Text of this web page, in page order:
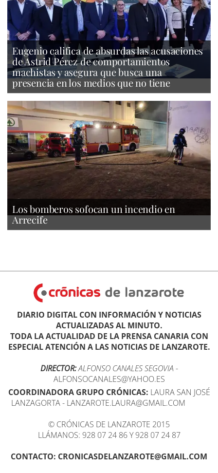
Eugenio califica de absurdas las acusaciones
de Astrid Pérez de comportamientos
machistas y asegura que busca una
presencia en los medios que no tiene
Los bomberos sofocan un incendio en
Arrecife
DIARIO DIGITAL CON INFORMACIÓN Y NOTICIAS
ACTUALIZADAS AL MINUTO.
TODA LA ACTUALIDAD DE LA PRENSA CANARIA CON
ESPECIAL ATENCIÓN A LAS NOTICIAS DE LANZAROTE.
DIRECTOR:ALFONSO CANALES SEGOVIA -
ALFONSOCANALES@YAHOO.ES
COORDINADORA GRUPO CRÓNICAS: LAURA SAN JOSÉ
LANZAGORTA - LANZAROTE.LAURA@GMAIL.COM
© CRÓNICAS DE LANZAROTE 2015
LLÁMANOS: 928 07 24 86 Y 928 07 24 87
CONTACTO: CRONICASDELANZAROTE@GMAIL.COM